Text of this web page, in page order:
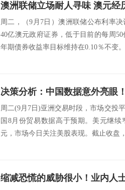
澳洲联储立场耐人寻味 澳元经
周二，（9月7日）澳洲联储公布利率
40亿澳元政府证券，低于目前的每周
年期债券收益率目标维持在0.10％不变
周二(9月7日)亚洲交易时段，市场交投
国8月份贸易数据高于预期。美元继续
元，市场今日关注美股表现。截止收盘